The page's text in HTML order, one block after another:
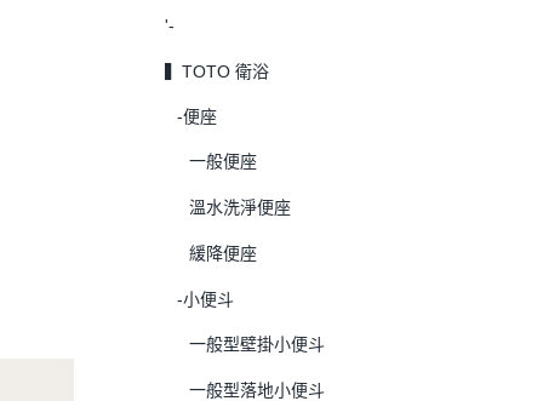
'-
▍TOTO 衛浴
-便座
一般便座
溫水洗淨便座
緩降便座
-小便斗
一般型壁掛小便斗
一般型落地小便斗